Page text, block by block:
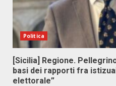
Politica
[Sicilia] Regione.
basi dei rapporti fra
elettorale”